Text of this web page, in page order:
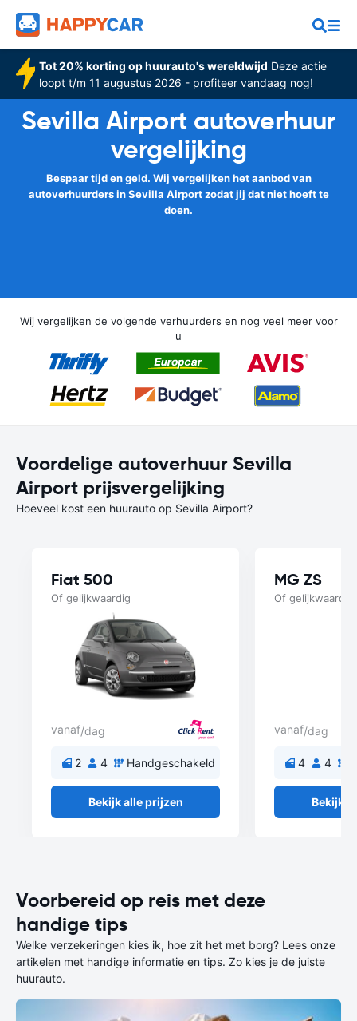
Tot 20% korting op huurauto's wereldwijd Deze actie
loopt t/m 11 augustus 2026 - profiteer vandaag nog!
Sevilla Airport autoverhuur
vergelijking
Bespaar tijd en geld. Wij vergelijken het aanbod van
autoverhuurders in Sevilla Airport zodat jij dat niet hoeft te
doen.
Wij vergelijken de volgende verhuurders en nog veel meer voor
u
Voordelige autoverhuur Sevilla
Airport prijsvergelijking
Hoeveel kost een huurauto op Sevilla Airport?
Fiat 500
Of gelijkwaardig
vanaf/dag
2 4 Handgeschakeld
Bekijk alle prijzen
MG ZS
Of gelijkwaardig
vanaf/dag
4 4
Bekijk
Voorbereid op reis met deze
handige tips
Welke verzekeringen kies ik, hoe zit het met borg? Lees onze
artikelen met handige informatie en tips. Zo kies je de juiste
huurauto.